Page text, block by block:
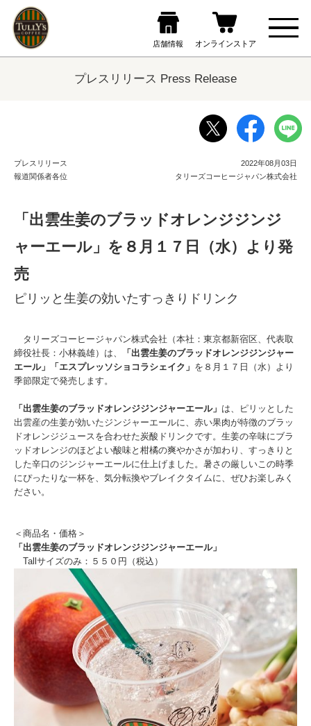
プレスリリース Press Release
プレスリリース
報道関係者各位
2022年08月03日
タリーズコーヒージャパン株式会社
「出雲生姜のブラッドオレンジジンジ
ャーエール」を８月１７日（水）より発
売
ピリッと生姜の効いたすっきりドリンク
タリーズコーヒージャパン株式会社（本社：東京都新宿区、代表取
締役社長：小林義雄）は、
「出雲生姜のブラッドオレンジジンジャー
エール」「エスプレッソショコラシェイク」 を８月１７日（水）より
季節限定で発売します。
「出雲生姜のブラッドオレンジジンジャーエール」 は、ピリッとした
出雲産の生姜が効いたジンジャーエールに、赤い果肉が特徴のブラッ
ドオレンジジュースを合わせた炭酸ドリンクです。生姜の辛味にブラ
ッドオレンジのほどよい酸味と柑橘の爽やかさが加わり、すっきりと
した辛口のジンジャーエールに仕上げました。暑さの厳しいこの時季
にぴったりな一杯を、気分転換やブレイクタイムに、ぜひお楽しみく
ださい。
＜商品名・価格＞
「出雲生姜のブラッドオレンジジンジャーエール」
Tallサイズのみ：５５０円（税込）